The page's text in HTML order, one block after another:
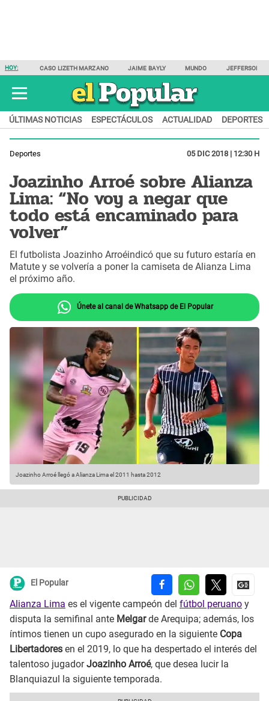
HOY: CASO LIZETH MARZANO JAIME BAYLY MUNDO JEFFERSON
ÚLTIMAS NOTICIAS ESPECTÁCULOS ACTUALIDAD DEPORTES
Deportes 05 DIC 2018 | 12:30 H
Joazinho Arroé sobre Alianza
Lima: “No voy a negar que
todo está encaminado para
volver”
El futbolista Joazinho Arroéindicó que su futuro estaría en
Matute y se volvería a poner la camiseta de Alianza Lima
el próximo año.
Únete al canal de Whatsapp de El Popular
Joazinho Arroé llegó a Alianza Lima el 2011 hasta 2012
El Popular
Alianza Lima es el vigente campeón del fútbol peruano y
disputa la semifinal ante Melgarde Arequipa; además, los
íntimos tienen un cupo asegurado en la siguiente Copa
Libertadores en el 2019, lo que ha despertado el interés del
talentoso jugadorJoazinho Arroé, que desea lucir la
Blanquiazul la siguiente temporada.